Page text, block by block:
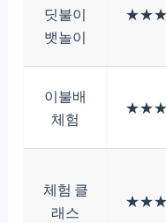
딧불이
뱃놀이
이불배
체험
체험 클
래스